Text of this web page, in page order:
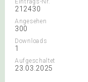
Eintrags-Nr.
212430
Angesehen
300
Downloads
1
Aufgeschaltet
23.03.2025